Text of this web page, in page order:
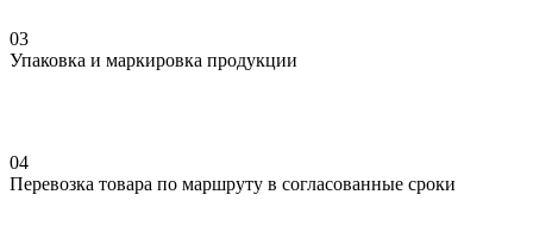
03
Упаковка и маркировка продукции
04
Перевозка товара по маршруту в согласованные сроки